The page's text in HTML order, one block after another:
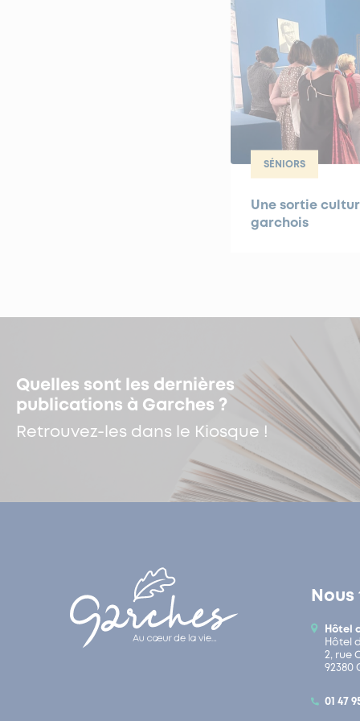
SÉNIORS
Une sortie
garchois
Quelles sont les dernières
publications à Garches ?
Retrouvez-les dans le Kiosque !
Hôtel
Hôtel
2, rue
92380
01 47